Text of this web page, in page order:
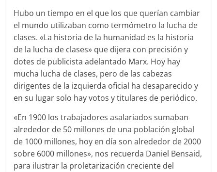
Hubo un tiempo en el que los que querían cambiar
el mundo utilizaban como termómetro la lucha de
clases. «La historia de la humanidad es la historia
de la lucha de clases» que dijera con precisión y
dotes de publicista adelantado Marx. Hoy hay
mucha lucha de clases, pero de las cabezas
dirigentes de la izquierda oficial ha desaparecido y
en su lugar solo hay votos y titulares de periódico.
«En 1900 los trabajadores asalariados sumaban
alrededor de 50 millones de una población global
de 1000 millones, hoy en día son alrededor de 2000
sobre 6000 millones», nos recuerda Daniel Bensaid,
para ilustrar la proletarización creciente del